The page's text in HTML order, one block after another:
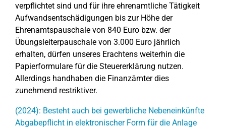
verpflichtet sind und für ihre ehrenamtliche Tätigkeit
Aufwandsentschädigungen bis zur Höhe der
Ehrenamtspauschale von 840 Euro bzw. der
Übungsleiterpauschale von 3.000 Euro jährlich
erhalten, dürfen unseres Erachtens weiterhin die
Papierformulare für die Steuererklärung nutzen.
Allerdings handhaben die Finanzämter dies
zunehmend restriktiver.
(2024): Besteht auch bei gewerbliche Nebeneinkünfte
Abgabepflicht in elektronischer Form für die Anlage